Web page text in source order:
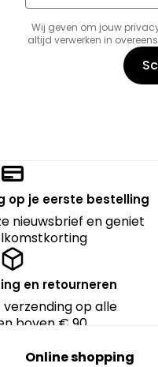
Wij geven om jouw
altijd verwerken in
op je eerste bestelling
nieuwsbrief en geniet
en retourneren
op alle
boven € 90.
Online shopping